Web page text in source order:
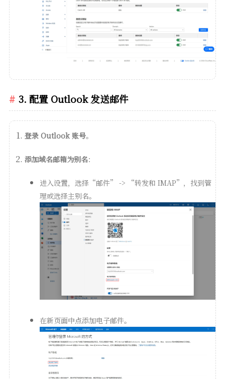
3. 配置 Outlook 发送邮件
登录 Outlook 账号。
添加域名邮箱为别名：
进入设置，选择“邮件” -> “转发和 IMAP”，找到管
理或选择主别名。
在新页面中点添加电子邮件。